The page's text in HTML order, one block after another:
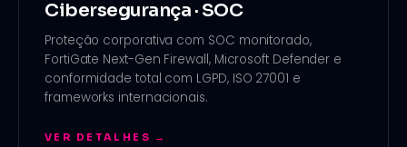
Cibersegurança · SOC
Proteção corporativa com SOC monitorado,
FortiGate Next-Gen Firewall, Microsoft Defender e
conformidade total com LGPD, ISO 27001 e
frameworks internacionais.
VER DETALHES →